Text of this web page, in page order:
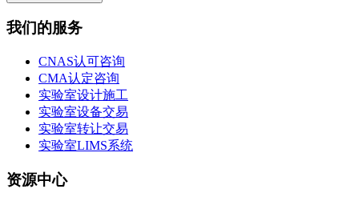
我们的服务
CNAS认可咨询
CMA认定咨询
实验室设计施工
实验室设备交易
实验室转让交易
实验室LIMS系统
资源中心